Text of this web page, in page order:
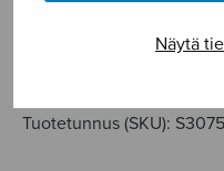
Näytä
stemma
LISÄÄ OSTOSKORIIN
Tuotetunnus (SKU):